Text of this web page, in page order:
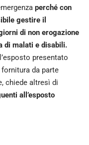
perché con
gestire il
di non erogazione
di malati e disabili.
presentato
da parte
chiede altresì di
all’esposto